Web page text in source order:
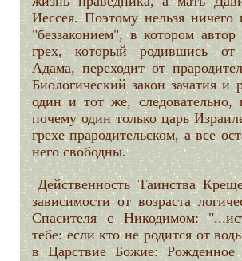
Иессея. Поэтому нельзя ничего
"беззаконием", в котором
грех, который родившись от
Адама, переходит от
Биологический закон зачатия
один и тот же, следовательно,
почему один только царь
грехе прародительском, а все
него свободны.
Действенность Таинства
зависимости от возраста
Спасителя с Никодимом:
тебе: если кто не родится от
в Царствие Божие: